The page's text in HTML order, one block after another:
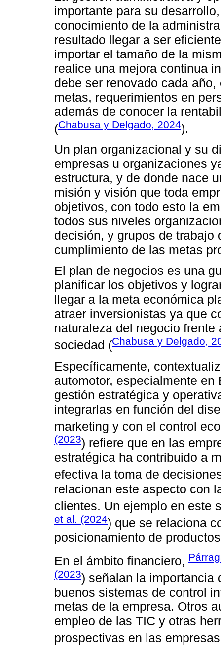
importante para su
conocimiento de la
resultado llegar a ser
importar el tamaño de la
realice una mejora continua
debe ser renovado cada
metas, requerimientos en
además de conocer la
(Chabusa y Delgado, 2024).
Un plan organizacional y su
empresas u organizaciones
estructura, y de donde nace
misión y visión que toda
objetivos, con todo esto la
todos sus niveles
decisión, y grupos de trabajo
cumplimiento de las metas
El plan de negocios es una
planificar los objetivos y
llegar a la meta económica
atraer inversionistas ya que
naturaleza del negocio
sociedad (Chabusa y Delgado,
Específicamente,
automotor, especialmente
gestión estratégica y
integrarlas en función del
marketing y con el control
(2023) refiere que en las
estratégica ha contribuido a
efectiva la toma de
relacionan este aspecto con
clientes. Un ejemplo en este
et al. (2024) que se relaciona
posicionamiento de
En el ámbito financiero,
(2023) señalan la importancia
buenos sistemas de control
metas de la empresa. Otros
empleo de las TIC y otras
prospectivas en las